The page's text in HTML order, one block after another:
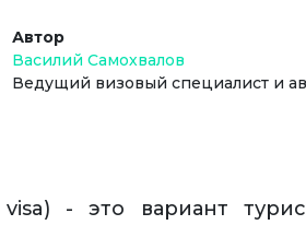
Автор
Василий Самохвалов
Ведущий визовый специалист и
- это вариант